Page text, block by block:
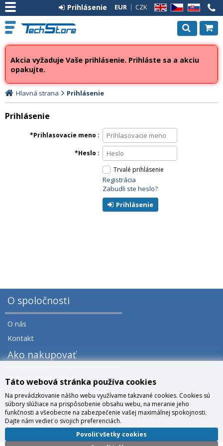
EN CZ SK
EUR CZK
Prihlásenie
Akcia vyžaduje Vaše prihlásenie. Prihláste sa a akciu
opakujte.
Hlavná strana Prihlásenie
Prihlásenie
Prihlasovacie meno
Heslo
Trvalé prihlásenie
Registrácia
Zabudli ste heslo?
Prihlásenie
O spoločnosti
O nás
Kontakt
Ako nakupovať
Veľkoobchod a zľavy
Všeobecné obchodné podmienky
Správa cookies
Prečo nakúpiť u nás?
Táto webová stránka používa cookies
Na prevádzkovanie nášho webu využívame takzvané cookies. Cookies sú
súbory slúžiace na prispôsobenie obsahu webu, na meranie jeho
funkčnosti a všeobecne na zabezpečenie vašej maximálnej spokojnosti.
Dajte nám vedieť o svojich preferenciách.
Povoliť všetky cookies